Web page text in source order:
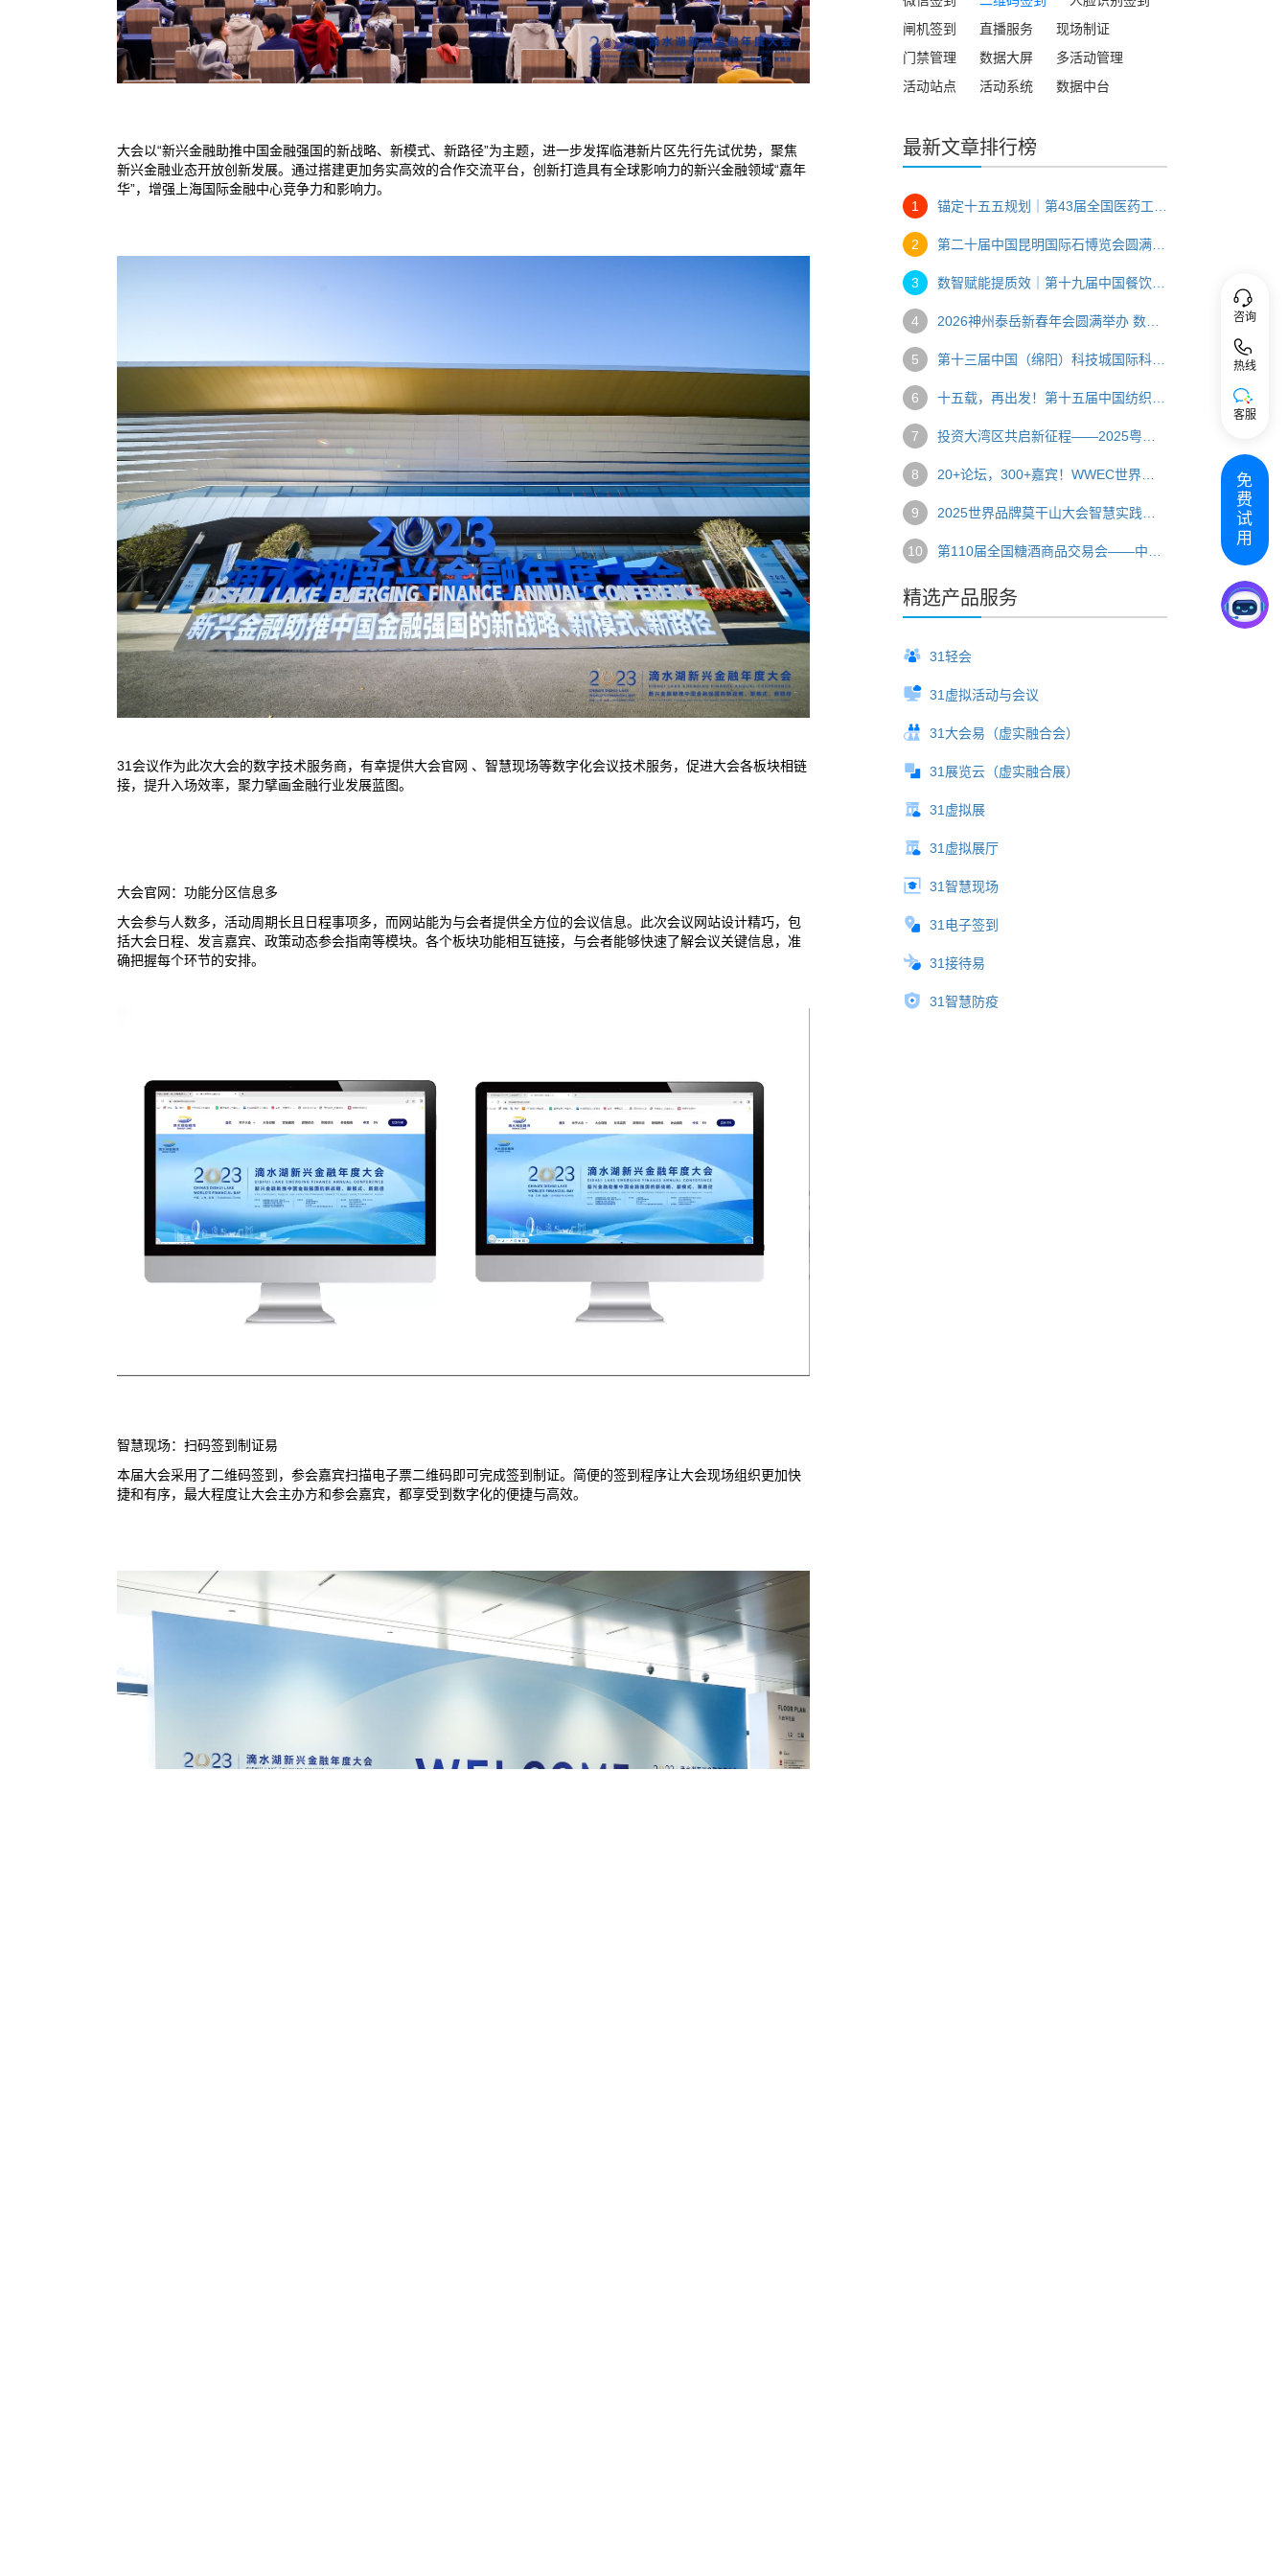
大会以“新兴金融助推中国金融强国的新战略、新模式、新路径”为主题，进一步发挥临港新片区先行先试优势，聚焦
新兴金融业态开放创新发展。通过搭建更加务实高效的合作交流平台，创新打造具有全球影响力的新兴金融领域“嘉年
华”，增强上海国际金融中心竞争力和影响力。
31会议作为此次大会的数字技术服务商，有幸提供大会官网 、智慧现场等数字化会议技术服务，促进大会各板块相链
接，提升入场效率，聚力擘画金融行业发展蓝图。
大会官网：功能分区信息多
大会参与人数多，活动周期长且日程事项多，而网站能为与会者提供全方位的会议信息。此次会议网站设计精巧，包
括大会日程、发言嘉宾、政策动态参会指南等模块。各个板块功能相互链接，与会者能够快速了解会议关键信息，准
确把握每个环节的安排。
智慧现场：扫码签到制证易
本届大会采用了二维码签到，参会嘉宾扫描电子票二维码即可完成签到制证。简便的签到程序让大会现场组织更加快
捷和有序，最大程度让大会主办方和参会嘉宾，都享受到数字化的便捷与高效。
闸机签到
直播服务
现场制证
门禁管理
数据大屏
多活动管理
活动站点
活动系统 数据中台
最新文章排行榜
1
2
3
4
5
6
7
8
9
10
精选产品服务
31轻会
31虚拟活动与会议
31大会易（虚实融合会）
31展览云（虚实融合展）
31虚拟展
31虚拟展厅
31智慧现场
31电子签到
31接待易
31智慧防疫
咨询
热线
客服
免
费
试
用